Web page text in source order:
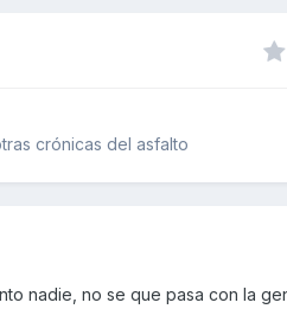
crónicas del asfalto
nadie, no se que pasa con la